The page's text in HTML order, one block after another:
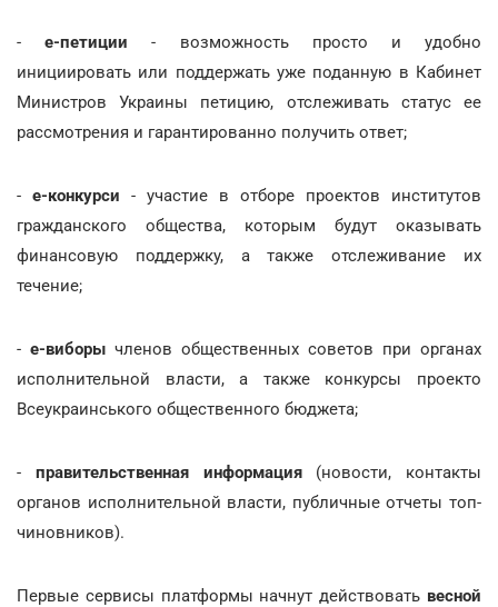
-е-петиции- возможность просто и удобно
инициировать или поддержать уже поданную в Кабинет
Министров Украины петицию, отслеживать статус ее
рассмотрения и гарантированно получить ответ;
- е-конкурси - участие в отборе проектов институтов
гражданского общества, которым будут оказывать
финансовую поддержку, а также отслеживание их
течение;
- е-виборы членов общественных советов при органах
исполнительной власти, а также конкурсы проекто
Всеукраинського общественного бюджета;
- правительственная информация(новости, контакты
органов исполнительной власти, публичные отчеты топ-
чиновников).
Первые сервисы платформы начнут действовать весной